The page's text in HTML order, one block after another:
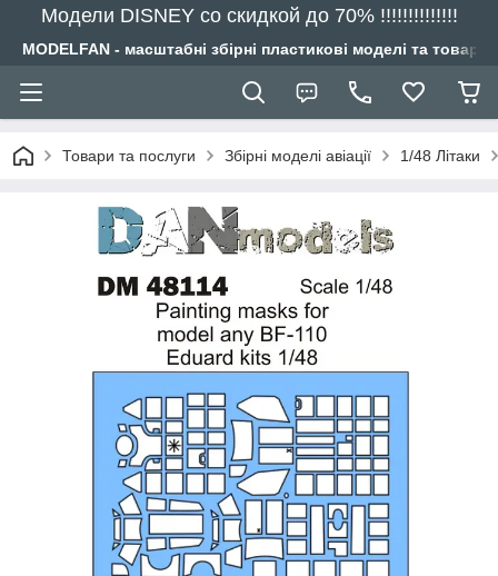
Модели DISNEY со скидкой до 70% !!!!!!!!!!!!!!
MODELFAN - масштабні збірні пластикові моделі та
Товари та послуги Збірні моделі авіації 1/48 Літаки